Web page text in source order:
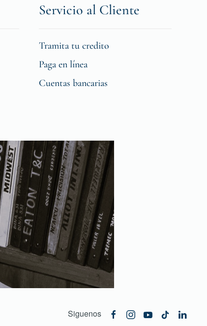
Servicio al Cliente
Tramita tu credito
Paga en línea
Cuentas bancarias
Siguenos